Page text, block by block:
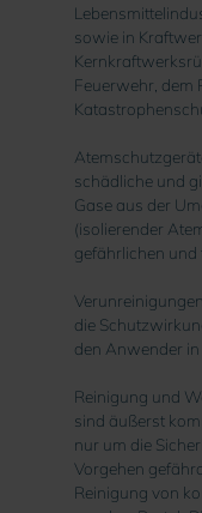
sowie in
Feuerwehr, dem
schädliche und
Gase aus der
(isolierender
gefährlichen und
die
den Anwender in
Reinigung und
sind äußerst
nur um die
Vorgehen
Reinigung von